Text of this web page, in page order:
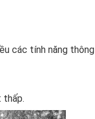
các tính năng thông
thấp.